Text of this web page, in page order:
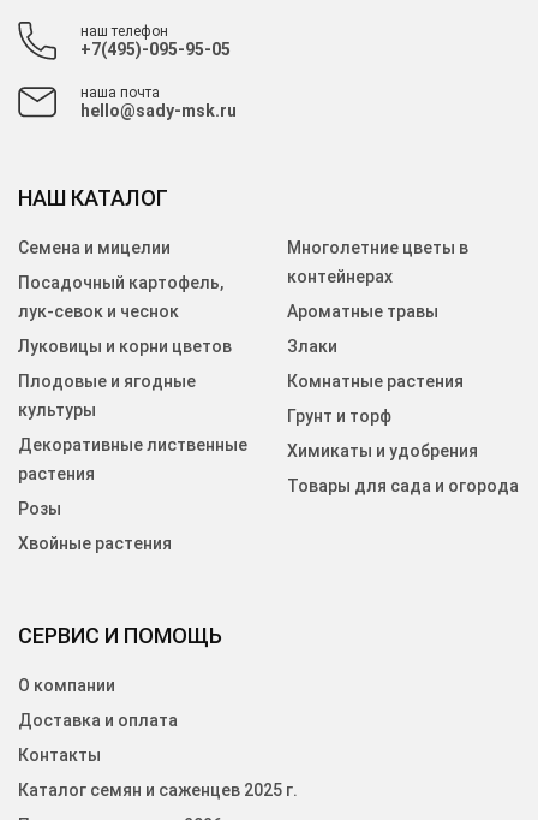
наш телефон
+7(495)-095-95-05
наша почта
hello@sady-msk.ru
СЕРВИС И ПОМОЩЬ
О компании
Доставка и оплата
Контакты
Каталог семян и саженцев 2025 г.
НАШ КАТАЛОГ
Семена и мицелии
Посадочный картофель,
лук-севок и чеснок
Луковицы и корни цветов
Плодовые и ягодные
культуры
Декоративные лиственные
растения
Розы
Хвойные растения
Многолетние цветы в
контейнерах
Ароматные травы
Злаки
Комнатные растения
Грунт и торф
Химикаты и удобрения
Товары для сада и огорода